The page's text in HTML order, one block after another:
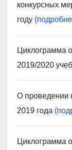
конкурсных
году
Циклограмма
2019/2020
О проведении
2019 года
Циклограмма